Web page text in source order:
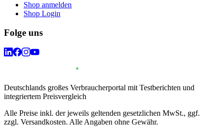
Shop anmelden
Shop Login
Folge uns
Deutschlands großes Verbraucherportal mit Testberichten und
integriertem Preisvergleich
Alle Preise inkl. der jeweils geltenden gesetzlichen MwSt., ggf.
zzgl. Versandkosten. Alle Angaben ohne Gewähr.